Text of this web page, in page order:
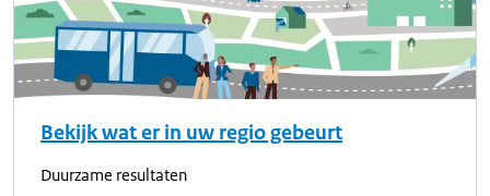
Bekijk wat er in uw regio gebeurt
Duurzame resultaten